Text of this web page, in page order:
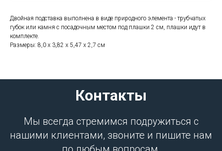
Двойная подставка выполнена в виде природного элемента - трубчатых
губок или камня с посадочным местом под плашки 2 см, плашки идут в
комплекте.
Размеры: 8,0 х 3,82 x 5,47 х 2,7 см
Контакты
Мы всегда стремимся подружиться с
нашими клиентами, звоните и пишите нам